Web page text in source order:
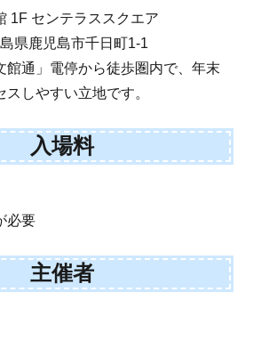
1F センテラススクエア
県鹿児島市千日町1-1
館通」電停から徒歩圏内で、年末
しやすい立地です。
入場料
必要
主催者